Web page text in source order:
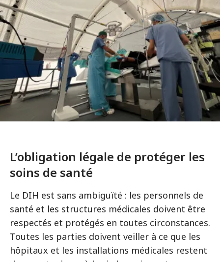
L’obligation légale de protéger les
soins de santé
Le DIH est sans ambiguïté : les personnels de
santé et les structures médicales doivent être
respectés et protégés en toutes circonstances.
Toutes les parties doivent veiller à ce que les
hôpitaux et les installations médicales restent